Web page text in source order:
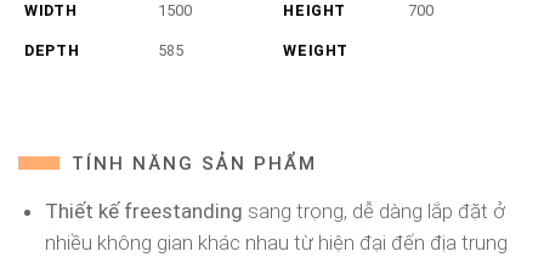
WIDTH 1500 HEIGHT 700
DEPTH 585 WEIGHT
TÍNH NĂNG SẢN PHẨM
Thiết kế freestanding sang trọng, dễ dàng lắp đặt ở
nhiều không gian khác nhau từ hiện đại đến địa trung